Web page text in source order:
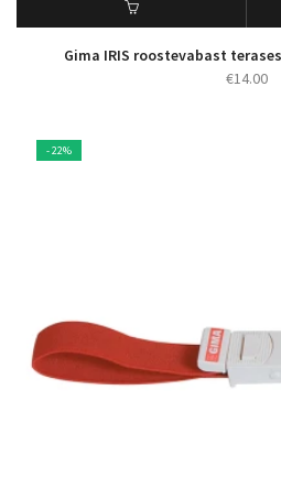
Gima IRIS roostevabast
€14.00
- 22%